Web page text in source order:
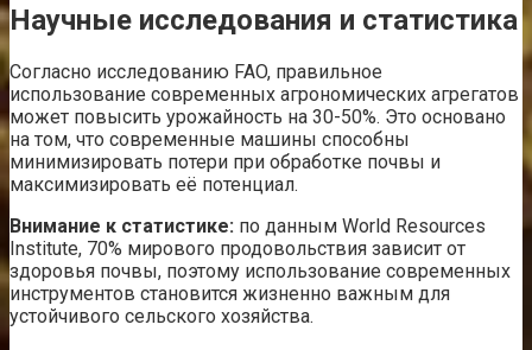
Научные исследования и статистика
Согласно исследованию FAO, правильное
использование современных агрономических агрегатов
может повысить урожайность на 30-50%. Это основано
на том, что современные машины способны
минимизировать потери при обработке почвы и
максимизировать её потенциал.
Внимание к статистике: по данным World Resources
Institute, 70% мирового продовольствия зависит от
здоровья почвы, поэтому использование современных
инструментов становится жизненно важным для
устойчивого сельского хозяйства.